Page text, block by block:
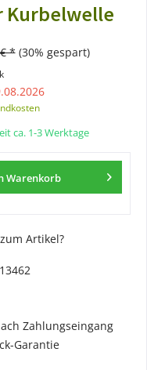
Kurbelwelle
* (30% gespart)
ca. 1-3 Werktage
Warenkorb
Artikel?
Zahlungseingang
Garantie